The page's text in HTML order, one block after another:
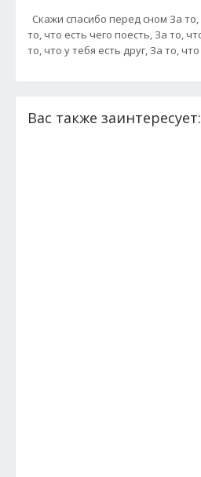
то, что есть чего поесть, За то, что есть куда присесть. За
то, что у тебя есть друг, За то, что
Вас также заинтересует: